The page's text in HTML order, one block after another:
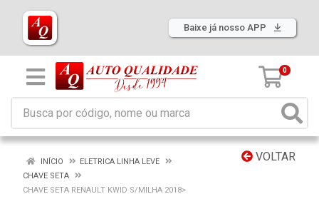
Baixe já nosso APP
0
VOLTAR
INÍCIO
ELETRICA LINHA LEVE
CHAVE SETA
CHAVE SETA RENAULT KWID S/MILHA 2018>